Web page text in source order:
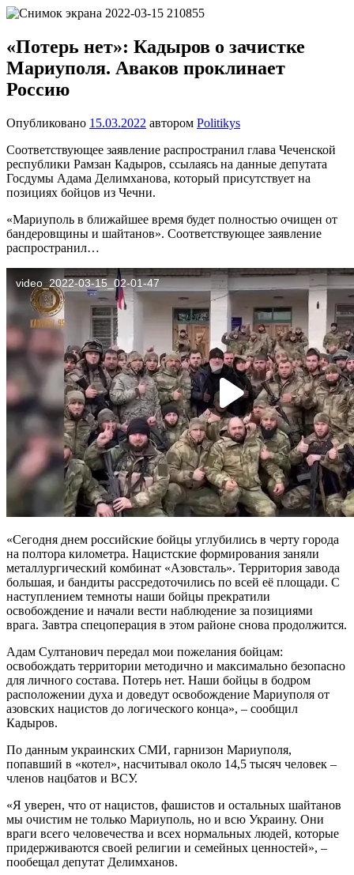
Перейти
содержимому
один
сайт
на
WordPress
«Потерь нет»: Кадыров о зачистке
Мариуполя. Аваков проклинает
Россию
Опубликовано 15.03.2022 автором Politikys
Соответствующее заявление распространил глава Чеченской
республики Рамзан Кадыров, ссылаясь на данные депутата
Госдумы Адама Делимханова, который присутствует на
позициях бойцов из Чечни.
«Мариуполь в ближайшее время будет полностью очищен от
бандеровщины и шайтанов». Соответствующее заявление
распространил…
«Сегодня днем российские бойцы углубились в черту города
на полтора километра. Нацистские формирования заняли
металлургический комбинат «Азовсталь». Территория завода
большая, и бандиты рассредоточились по всей её площади. С
наступлением темноты наши бойцы прекратили
освобождение и начали вести наблюдение за позициями
врага. Завтра спецоперация в этом районе снова продолжится.
Адам Султанович передал мои пожелания бойцам:
освобождать территории методично и максимально безопасно
для личного состава. Потерь нет. Наши бойцы в бодром
расположении духа и доведут освобождение Мариуполя от
азовских нацистов до логического конца», – сообщил
Кадыров.
По данным украинских СМИ, гарнизон Мариуполя,
попавший в «котел», насчитывал около 14,5 тысяч человек –
членов нацбатов и ВСУ.
«Я уверен, что от нацистов, фашистов и остальных шайтанов
мы очистим не только Мариуполь, но и всю Украину. Они
враги всего человечества и всех нормальных людей, которые
придерживаются своей религии и семейных ценностей», –
пообещал депутат Делимханов.